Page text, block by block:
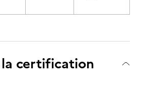
la certification